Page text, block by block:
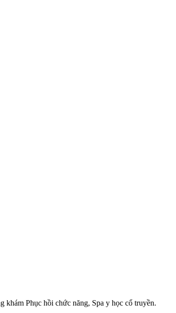
Phục hồi chức năng, Spa y học cổ truyền.